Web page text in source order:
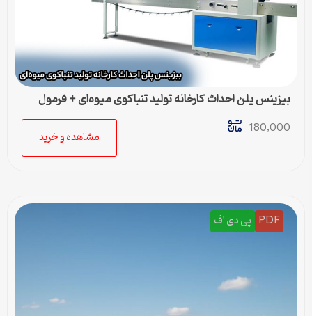
بیزینس پلن احداث کارخانه تولید تنباکوی میوه‌ای + فرمول
تولید
180,000
مشاهده و خرید
PDF پی دی اف